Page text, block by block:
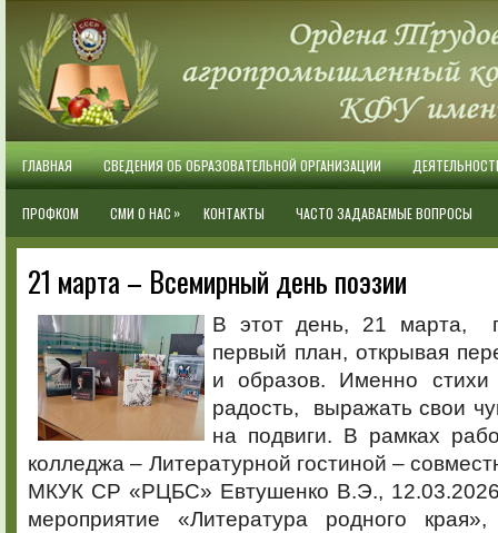
ГЛАВНАЯ СВЕДЕНИЯ ОБ ОБРАЗОВАТЕЛЬНОЙ ОРГАНИЗАЦИИ
ПРОФКОМ СМИ О НАС » КОНТАКТЫ ЧАСТО ЗАДАВАЕМЫЕ ВОПРОСЫ
21 марта – Всемирный день поэзии
В этот день, 21 марта,
первый план, открывая
и образов. Именно
радость, выражать свои
на подвиги. В рамках
колледжа – Литературной гостиной –
МКУК СР «РЦБС» Евтушенко В.Э.,
мероприятие «Литература родного